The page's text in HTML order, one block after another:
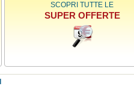
SCOPRI TUTTE LE
SUPER OFFERTE